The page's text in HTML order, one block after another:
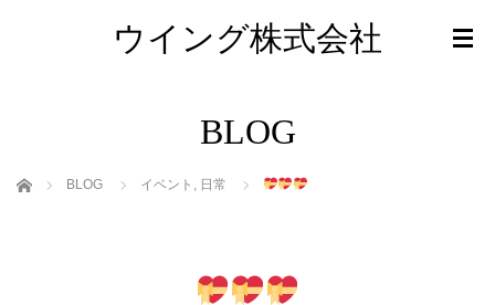
ウイング株式会社
BLOG
ホーム BLOG イベント , 日常